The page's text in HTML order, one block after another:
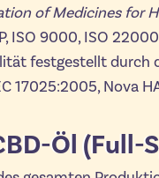
of Medicines for
ISO 9000, ISO
festgestellt durch
17025:2005, Nova
Öl (Full-